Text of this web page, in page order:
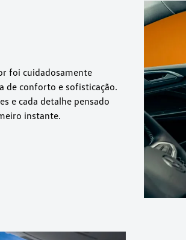
foi cuidadosamente
de conforto e sofisticação.
e cada detalhe pensado
instante.